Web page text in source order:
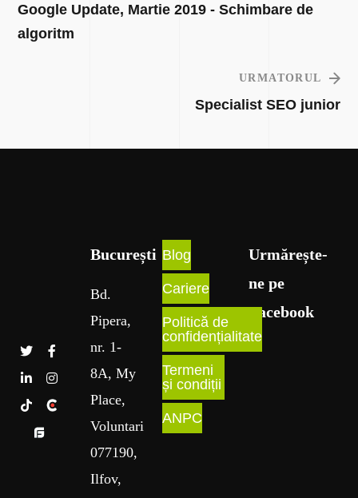
Google Update, Martie 2019 - Schimbare de
algoritm
URMATORUL
Specialist SEO junior
București​
Bd.
Pipera,
nr. 1-
8A, My
Place,
Voluntari
077190,
Ilfov,
Blog
Cariere
Politică de
confidențialitate
Termeni
și condiții
ANPC
Urmărește-
ne pe
Facebook